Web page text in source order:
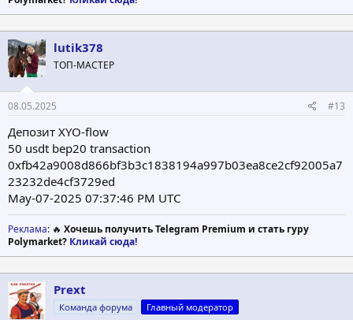
lutik378
ТОП-МАСТЕР
08.05.2025 #13
Депозит XYO-flow
50 usdt bep20 transaction
0xfb42a9008d866bf3b3c1838194a997b03ea8ce2cf92005a7
23232de4cf3729ed
May-07-2025 07:37:46 PM UTC
Реклама: 🔥 Хочешь получить Telegram Premium и стать гуру
Polymarket? Кликай сюда!
Prext
Команда форума Главный модератор